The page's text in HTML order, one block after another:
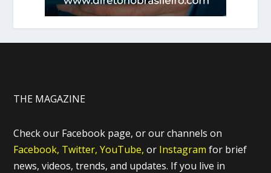
THE MAGAZINE
Check our Facebook page, or our channels on
Facebook, Twitter, YouTube, or Instagram for brief
news, videos, trends, and updates. If you live in